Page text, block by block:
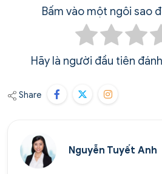
Bấm vào một ngôi sao
Hãy là người đầu tiên
Share
Nguyễn Tuyết Anh